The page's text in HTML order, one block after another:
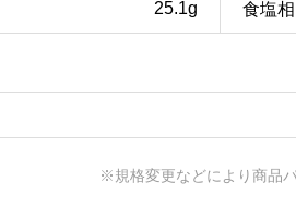
25.1g 食塩
※規格変更などにより商品